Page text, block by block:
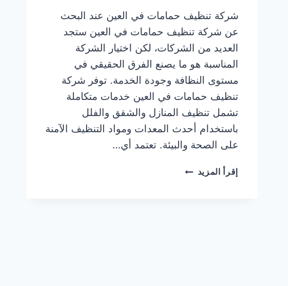
شركة تنظيف حمامات في العين عند البحث
عن شركة تنظيف حمامات في العين ستجد
العديد من الشركات، لكن اختيار الشركة
المناسبة هو ما يصنع الفرق الحقيقي في
مستوى النظافة وجودة الخدمة. توفر شركة
تنظيف حمامات في العين خدمات متكاملة
تشمل تنظيف المنازل والشقق والفلل
باستخدام أحدث المعدات ومواد التنظيف الآمنة
على الصحة والبيئة. تعتمد أي…
إقرأ المزيد شركة